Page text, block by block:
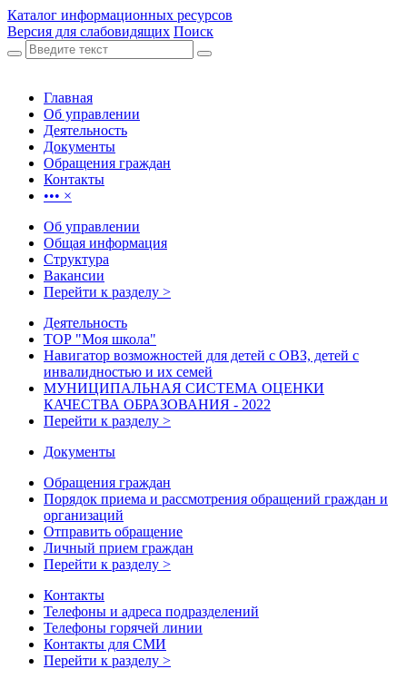
Каталог информационных ресурсов
Версия для слабовидящих Поиск
Главная
Об управлении
Деятельность
Документы
Обращения граждан
Контакты
••• ×
Об управлении
Общая информация
Структура
Вакансии
Перейти к разделу >
Деятельность
ТОР "Моя школа"
Навигатор возможностей для детей с ОВЗ, детей с
инвалидностью и их семей
МУНИЦИПАЛЬНАЯ СИСТЕМА ОЦЕНКИ
КАЧЕСТВА ОБРАЗОВАНИЯ - 2022
Перейти к разделу >
Документы
Обращения граждан
Порядок приема и рассмотрения обращений граждан и
организаций
Отправить обращение
Личный прием граждан
Перейти к разделу >
Контакты
Телефоны и адреса подразделений
Телефоны горячей линии
Контакты для СМИ
Перейти к разделу >